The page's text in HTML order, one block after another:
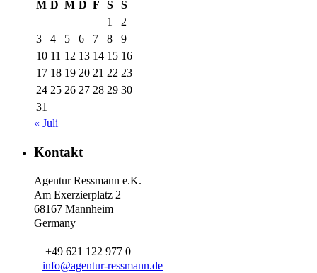
M D M D F S
S
1
2
3
4 5 6 7 8
9
10 11 12 13 14 15 16
17 18 19 20 21 22 23
24 25 26 27 28 29 30
31
« Juli
Kontakt
Agentur Ressmann e.K.
Am Exerzierplatz 2
68167 Mannheim
Germany
+49 621 122 977 0
info@agentur-ressmann.de